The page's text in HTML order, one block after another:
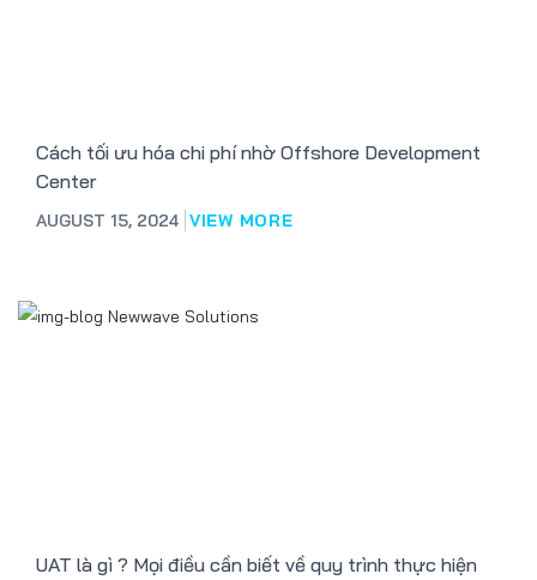
Cách tối ưu hóa chi phí nhờ Offshore Development
Center
AUGUST 15, 2024 VIEW MORE
UAT là gì ? Mọi điều cần biết về quy trình thực hiện